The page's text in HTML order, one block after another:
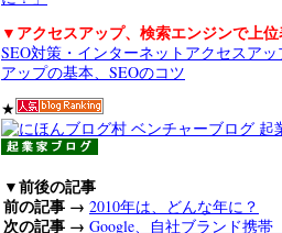
▼アクセスアップ、検索エンジンで上
SEO対策・インターネットアクセスア
アップの基本、SEOのコツ
★
▼前後の記事
前の記事 → 2010年は、どんな年に？
次の記事 → Google、自社ブランド携帯